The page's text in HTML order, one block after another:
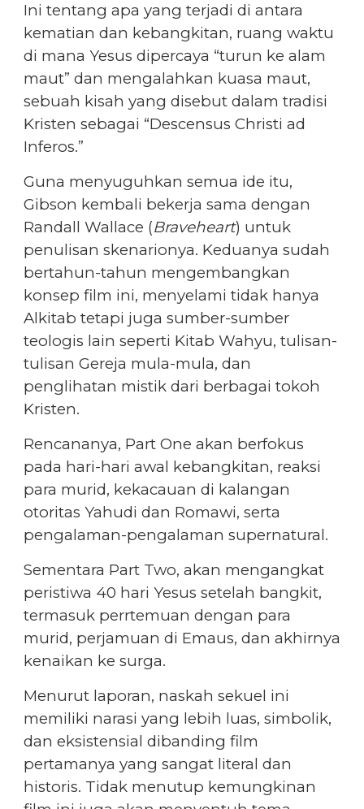
Ini tentang apa yang terjadi di antara
kematian dan kebangkitan, ruang waktu
di mana Yesus dipercaya “turun ke alam
maut” dan mengalahkan kuasa maut,
sebuah kisah yang disebut dalam tradisi
Kristen sebagai “Descensus Christi ad
Inferos.”
Guna menyuguhkan semua ide itu,
Gibson kembali bekerja sama dengan
Randall Wallace (Braveheart) untuk
penulisan skenarionya. Keduanya sudah
bertahun-tahun mengembangkan
konsep film ini, menyelami tidak hanya
Alkitab tetapi juga sumber-sumber
teologis lain seperti Kitab Wahyu, tulisan-
tulisan Gereja mula-mula, dan
penglihatan mistik dari berbagai tokoh
Kristen.
Rencananya, Part One akan berfokus
pada hari-hari awal kebangkitan, reaksi
para murid, kekacauan di kalangan
otoritas Yahudi dan Romawi, serta
pengalaman-pengalaman supernatural.
Sementara Part Two, akan mengangkat
peristiwa 40 hari Yesus setelah bangkit,
termasuk perrtemuan dengan para
murid, perjamuan di Emaus, dan akhirnya
kenaikan ke surga.
Menurut laporan, naskah sekuel ini
memiliki narasi yang lebih luas, simbolik,
dan eksistensial dibanding film
pertamanya yang sangat literal dan
historis. Tidak menutup kemungkinan